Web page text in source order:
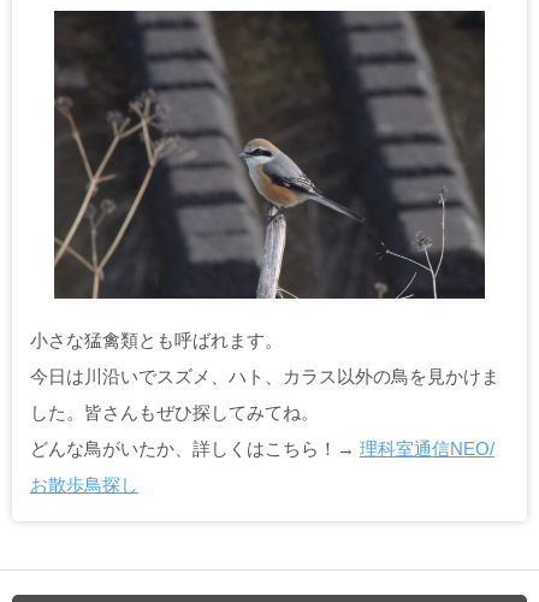
小さな猛禽類とも呼ばれます。
今日は川沿いでスズメ、ハト、カラス以外の鳥を見かけま
した。皆さんもぜひ探してみてね。
どんな鳥がいたか、詳しくはこちら！→ 理科室通信NEO/
お散歩鳥探し